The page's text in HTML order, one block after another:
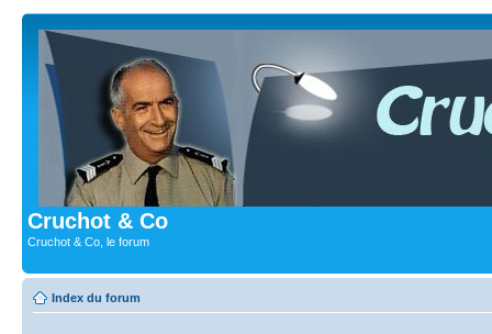
Cruchot & Co
Cruchot & Co, le forum
Index du forum